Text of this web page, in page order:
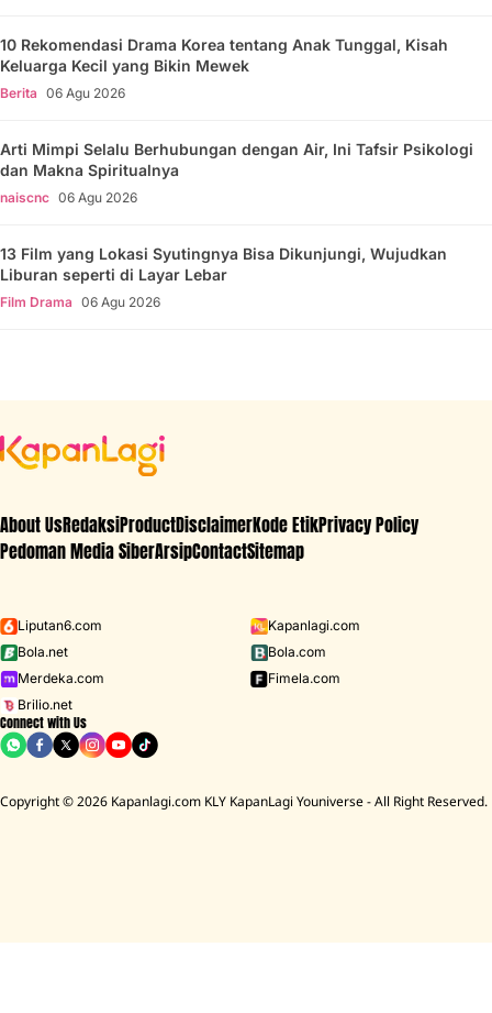
10 Rekomendasi Drama Korea tentang Anak Tunggal, Kisah
Keluarga Kecil yang Bikin Mewek
Berita 06 Agu 2026
Arti Mimpi Selalu Berhubungan dengan Air, Ini Tafsir Psikologi
dan Makna Spiritualnya
naiscnc 06 Agu 2026
13 Film yang Lokasi Syutingnya Bisa Dikunjungi, Wujudkan
Liburan seperti di Layar Lebar
Film Drama 06 Agu 2026
About UsRedaksiProductDisclaimerKode EtikPrivacy Policy
Pedoman Media SiberArsipContactSitemap
Liputan6.com
Kapanlagi.com
Bola.net
Bola.com
Merdeka.com
Fimela.com
Brilio.net
Connect with Us
Copyright © 2026 Kapanlagi.com KLY KapanLagi Youniverse - All Right Reserved.